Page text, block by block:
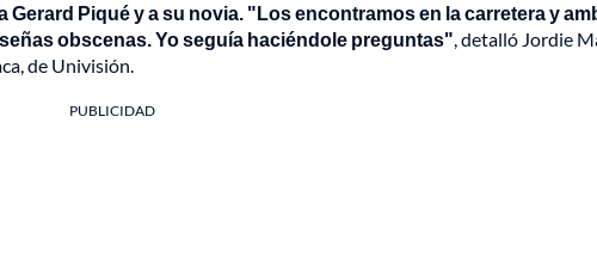
Piqué y a su novia. "Los encontramos en la carretera y
obscenas. Yo seguía haciéndole preguntas", detalló Jordie
de Univisión.
PUBLICIDAD